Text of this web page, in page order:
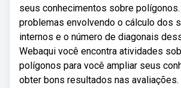
seus conhecimentos sobre
problemas envolvendo o cálculo dos
internos e o número de diagonais
Webaqui você encontra atividades
polígonos para você ampliar seus
obter bons resultados nas